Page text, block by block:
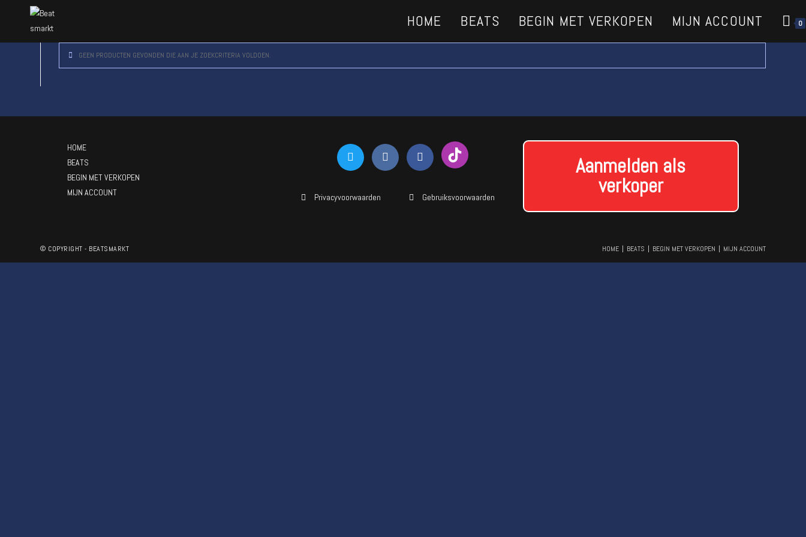
HOME BEATS BEGIN MET VERKOPEN MIJN ACCOUNT 0
GEEN PRODUCTEN GEVONDEN DIE AAN JE ZOEKCRITERIA VOLDOEN.
HOME
BEATS
BEGIN MET VERKOPEN
MIJN ACCOUNT
Privacyvoorwaarden Gebruiksvoorwaarden
Aanmelden als
verkoper
HOME BEATS BEGIN MET VERKOPEN MIJN ACCOUNT
© COPYRIGHT - BEATSMARKT